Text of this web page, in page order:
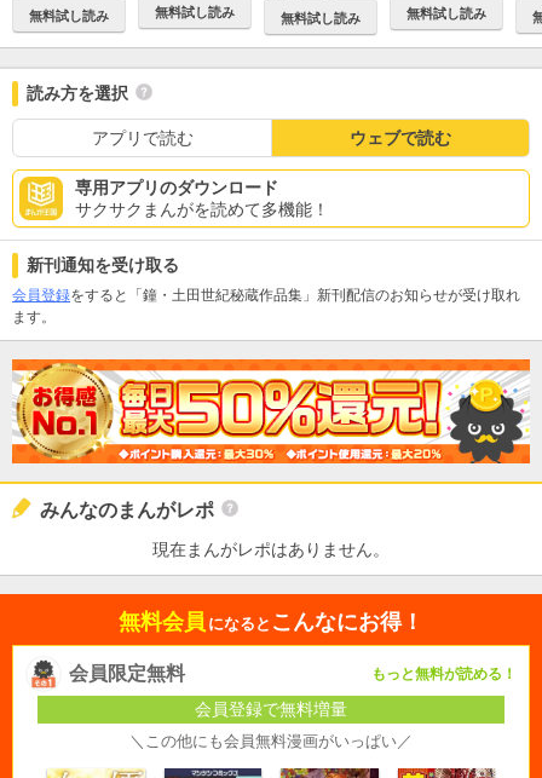
無料試し読み 無料試し読み 無料試し読み 無料試し読み
読み方を選択
アプリで読む ウェブで読む
専用アプリのダウンロード
サクサクまんがを読めて多機能！
新刊通知を受け取る
会員登録をすると「鐘・土田世紀秘蔵作品集」新刊配信のお知らせが受け取れ
ます。
みんなのまんがレポ
現在まんがレポはありません。
無料会員 になると こんなにお得！
会員限定無料 もっと無料が読める！
会員登録で無料増量
＼この他にも会員無料漫画がいっぱい／